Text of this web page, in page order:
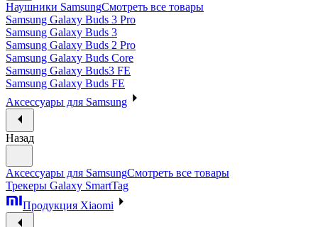
Наушники SamsungСмотреть все товары
Samsung Galaxy Buds 3 Pro
Samsung Galaxy Buds 3
Samsung Galaxy Buds 2 Pro
Samsung Galaxy Buds Core
Samsung Galaxy Buds3 FE
Samsung Galaxy Buds FE
Аксессуары для Samsung
Назад
Аксессуары для SamsungСмотреть все товары
Трекеры Galaxy SmartTag
Продукция Xiaomi